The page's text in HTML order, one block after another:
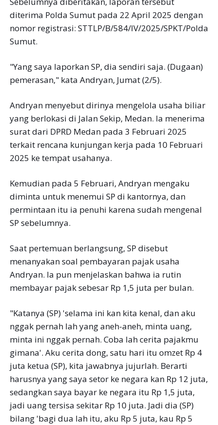
diterima Polda Sumut pada 22 April 2025 dengan
nomor registrasi: STTLP/B/584/IV/2025/SPKT/Polda
Sumut.
"Yang saya laporkan SP, dia sendiri saja. (Dugaan)
pemerasan," kata Andryan, Jumat (2/5).
Andryan menyebut dirinya mengelola usaha biliar
yang berlokasi di Jalan Sekip, Medan. Ia menerima
surat dari DPRD Medan pada 3 Februari 2025
terkait rencana kunjungan kerja pada 10 Februari
2025 ke tempat usahanya.
Kemudian pada 5 Februari, Andryan mengaku
diminta untuk menemui SP di kantornya, dan
permintaan itu ia penuhi karena sudah mengenal
SP sebelumnya.
Saat pertemuan berlangsung, SP disebut
menanyakan soal pembayaran pajak usaha
Andryan. Ia pun menjelaskan bahwa ia rutin
membayar pajak sebesar Rp 1,5 juta per bulan.
"Katanya (SP) 'selama ini kan kita kenal, dan aku
nggak pernah lah yang aneh-aneh, minta uang,
minta ini nggak pernah. Coba lah cerita pajakmu
gimana'. Aku cerita dong, satu hari itu omzet Rp 4
juta ketua (SP), kita jawabnya jujurlah. Berarti
harusnya yang saya setor ke negara kan Rp 12 juta,
sedangkan saya bayar ke negara itu Rp 1,5 juta,
jadi uang tersisa sekitar Rp 10 juta. Jadi dia (SP)
bilang 'bagi dua lah itu, aku Rp 5 juta, kau Rp 5